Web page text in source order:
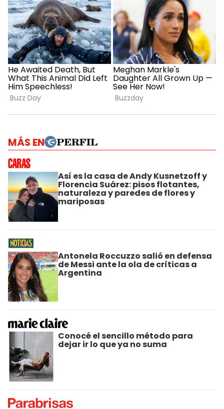
MÁS EN
Así es la casa de Andy Kusnetzoff y
Florencia Suárez: pisos flotantes,
naturaleza y paredes de flores y
mariposas
Antonela Roccuzzo salió en defensa
de Messi ante la ola de críticas a
Argentina
Conocé el sencillo método para
dejar ir lo que ya no suma